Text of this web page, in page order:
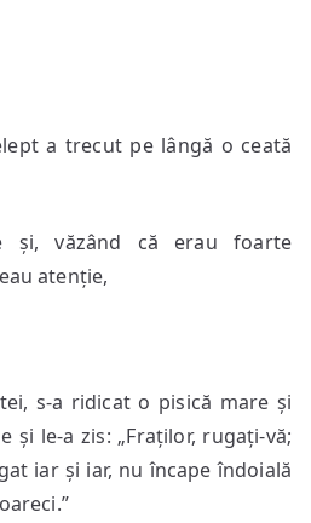
a trecut pe lângă o ceată
și, văzând că erau foarte
atenție,
s-a ridicat o pisică mare și
și le-a zis: „Fraților, rugați-vă;
iar și iar, nu încape îndoială